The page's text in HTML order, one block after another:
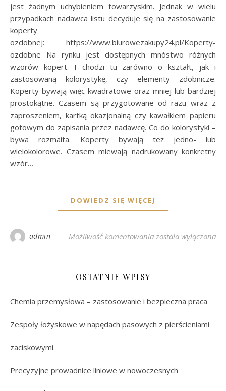
jest żadnym uchybieniem towarzyskim. Jednak w wielu
przypadkach nadawca listu decyduje się na zastosowanie
koperty
ozdobnej: https://www.biurowezakupy24.pl/Koperty-
ozdobne Na rynku jest dostępnych mnóstwo różnych
wzorów kopert. I chodzi tu zarówno o kształt, jak i
zastosowaną kolorystykę, czy elementy zdobnicze.
Koperty bywają więc kwadratowe oraz mniej lub bardziej
prostokątne. Czasem są przygotowane od razu wraz z
zaproszeniem, kartką okazjonalną czy kawałkiem papieru
gotowym do zapisania przez nadawcę. Co do kolorystyki –
bywa rozmaita. Koperty bywają też jedno- lub
wielokolorowe. Czasem miewają nadrukowany konkretny
wzór…
DOWIEDZ SIĘ WIĘCEJ
admin Możliwość komentowania Koperta ma
została wyłączona
OSTATNIE WPISY
Chemia przemysłowa – zastosowanie i bezpieczna praca
Zespoły łożyskowe w napędach pasowych z pierścieniami
zaciskowymi
Precyzyjne prowadnice liniowe w nowoczesnych